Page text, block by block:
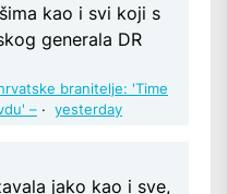
kao i svi koji s
generala DR
branitelje: 'Time
– · yesterday
jako kao i sve,